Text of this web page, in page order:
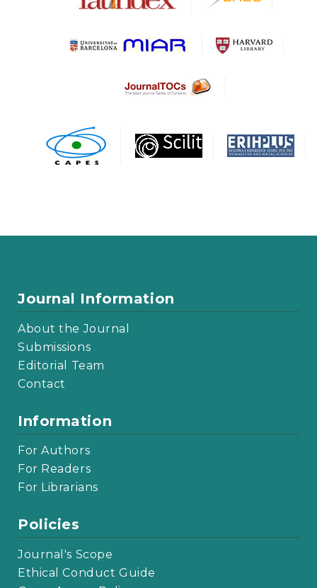
Journal Information
About the Journal
Submissions
Editorial Team
Contact
Information
For Authors
For Readers
For Librarians
Policies
Journal's Scope
Ethical Conduct Guide